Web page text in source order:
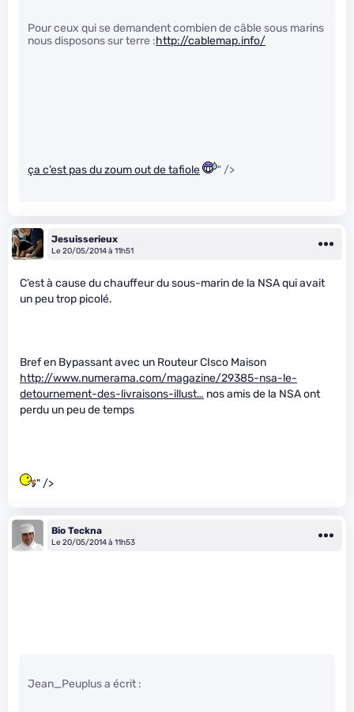
Pour ceux qui se demandent combien de câble sous marins
nous disposons sur terre :http://cablemap.info/
ça c’est pas du zoum out de tafiole " />
Jesuisserieux
Le 20/05/2014 à 11h51
C’est à cause du chauffeur du sous-marin de la NSA qui avait
un peu trop picolé.
Bref en Bypassant avec un Routeur CIsco Maison
http://www.numerama.com/magazine/29385-nsa-le-
detournement-des-livraisons-illust… nos amis de la NSA ont
perdu un peu de temps
" />
Bio Teckna
Le 20/05/2014 à 11h53
Jean_Peuplus a écrit :